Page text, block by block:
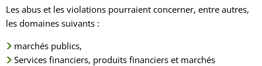
Les abus et les violations pourraient concerner, entre autres,
les domaines suivants :
marchés publics,
Services financiers, produits financiers et marchés